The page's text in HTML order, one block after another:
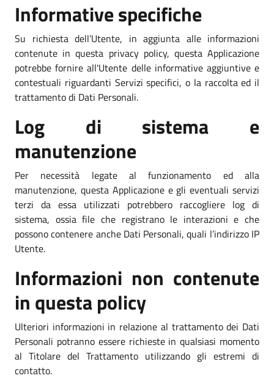
Informative specifiche
Su richiesta dell’Utente, in aggiunta alle informazioni
contenute in questa privacy policy, questa Applicazione
potrebbe fornire all'Utente delle informative aggiuntive e
contestuali riguardanti Servizi specifici, o la raccolta ed il
trattamento di Dati Personali.
Log di sistema e
manutenzione
Per necessità legate al funzionamento ed alla
manutenzione, questa Applicazione e gli eventuali servizi
terzi da essa utilizzati potrebbero raccogliere log di
sistema, ossia file che registrano le interazioni e che
possono contenere anche Dati Personali, quali l’indirizzo IP
Utente.
Informazioni non contenute
in questa policy
Ulteriori informazioni in relazione al trattamento dei Dati
Personali potranno essere richieste in qualsiasi momento
al Titolare del Trattamento utilizzando gli estremi di
contatto.